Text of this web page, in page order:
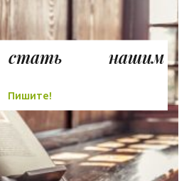
нашим
Пишите!